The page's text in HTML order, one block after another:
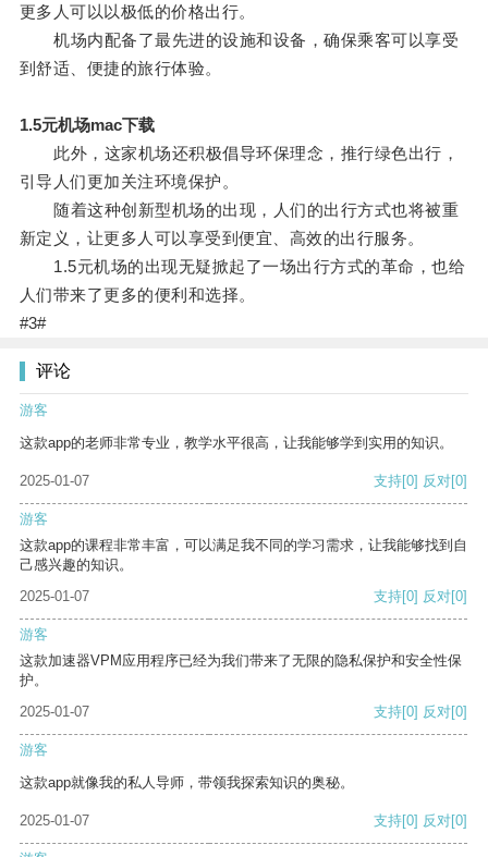
更多人可以以极低的价格出行。
机场内配备了最先进的设施和设备，确保乘客可以享受
到舒适、便捷的旅行体验。
1.5元机场mac下载
此外，这家机场还积极倡导环保理念，推行绿色出行，
引导人们更加关注环境保护。
随着这种创新型机场的出现，人们的出行方式也将被重
新定义，让更多人可以享受到便宜、高效的出行服务。
1.5元机场的出现无疑掀起了一场出行方式的革命，也给
人们带来了更多的便利和选择。
#3#
评论
游客
这款app的老师非常专业，教学水平很高，让我能够学到实用的知识。
2025-01-07 支持[0] 反对[0]
游客
这款app的课程非常丰富，可以满足我不同的学习需求，让我能够找到自
己感兴趣的知识。
2025-01-07
支持[0] 反对[0]
游客
这款加速器VPM应用程序已经为我们带来了无限的隐私保护和安全性保
护。
2025-01-07
支持[0] 反对[0]
游客
这款app就像我的私人导师，带领我探索知识的奥秘。
2025-01-07 支持[0] 反对[0]